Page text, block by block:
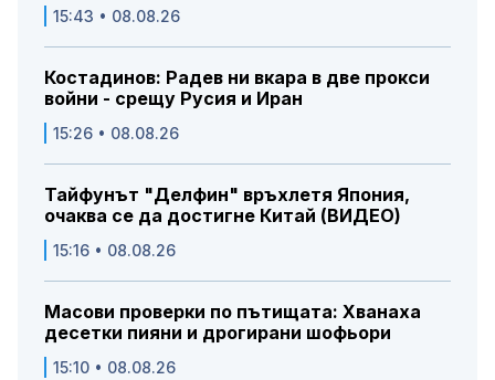
15:43 • 08.08.26
Костадинов: Радев ни вкара в две прокси
войни - срещу Русия и Иран
15:26 • 08.08.26
Тайфунът "Делфин" връхлетя Япония,
очаква се да достигне Китай (ВИДЕО)
15:16 • 08.08.26
Масови проверки по пътищата: Хванаха
десетки пияни и дрогирани шофьори
15:10 • 08.08.26